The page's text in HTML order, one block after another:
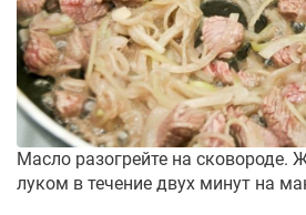
Масло разогрейте на сковороде.
луком в течение двух минут на